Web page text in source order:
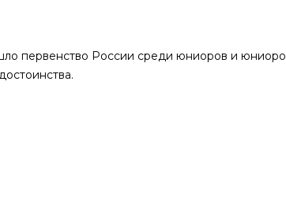
первенство России среди юниоров и